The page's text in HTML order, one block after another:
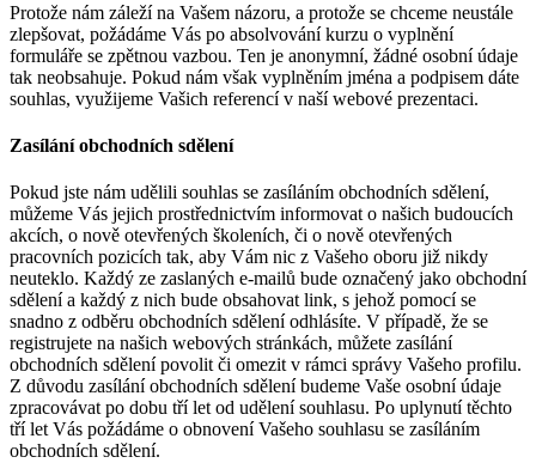
Protože nám záleží na Vašem názoru, a protože se chceme neustále
zlepšovat, požádáme Vás po absolvování kurzu o vyplnění
formuláře se zpětnou vazbou. Ten je anonymní, žádné osobní údaje
tak neobsahuje. Pokud nám však vyplněním jména a podpisem dáte
souhlas, využijeme Vašich referencí v naší webové prezentaci.
Zasílání obchodních sdělení
Pokud jste nám udělili souhlas se zasíláním obchodních sdělení,
můžeme Vás jejich prostřednictvím informovat o našich budoucích
akcích, o nově otevřených školeních, či o nově otevřených
pracovních pozicích tak, aby Vám nic z Vašeho oboru již nikdy
neuteklo. Každý ze zaslaných e-mailů bude označený jako obchodní
sdělení a každý z nich bude obsahovat link, s jehož pomocí se
snadno z odběru obchodních sdělení odhlásíte. V případě, že se
registrujete na našich webových stránkách, můžete zasílání
obchodních sdělení povolit či omezit v rámci správy Vašeho profilu.
Z důvodu zasílání obchodních sdělení budeme Vaše osobní údaje
zpracovávat po dobu tří let od udělení souhlasu. Po uplynutí těchto
tří let Vás požádáme o obnovení Vašeho souhlasu se zasíláním
obchodních sdělení.